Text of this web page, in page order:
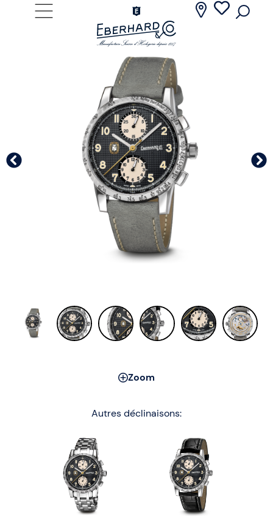
Zoom
Autres déclinaisons: